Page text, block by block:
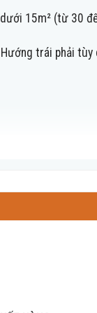
15m² (từ 30
trái phải tùy
nghệ sử dụng